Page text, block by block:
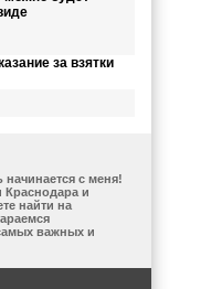
за взятки
с меня!
Краснодара и
найти на
важных и